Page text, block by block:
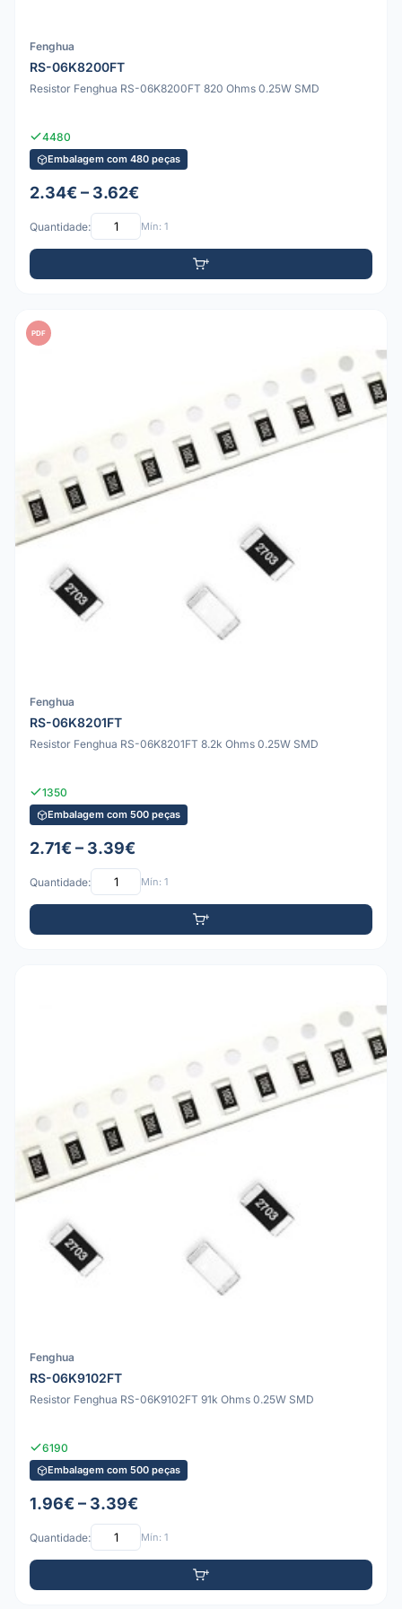
Fenghua
RS-06K8200FT
Resistor Fenghua RS-06K8200FT 820 Ohms 0.25W SMD
4480
Embalagem com 480 peças
2.34€ – 3.62€
Quantidade: Mín: 1
PDF
Fenghua
RS-06K8201FT
Resistor Fenghua RS-06K8201FT 8.2k Ohms 0.25W SMD
1350
Embalagem com 500 peças
2.71€ – 3.39€
Quantidade: Mín: 1
Fenghua
RS-06K9102FT
Resistor Fenghua RS-06K9102FT 91k Ohms 0.25W SMD
6190
Embalagem com 500 peças
1.96€ – 3.39€
Quantidade: Mín: 1